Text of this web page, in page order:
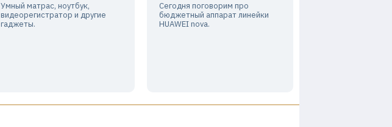
Умный матрас, ноутбук,
видеорегистратор и другие
гаджеты.
Сегодня поговорим про
бюджетный аппарат линейки
HUAWEI nova.